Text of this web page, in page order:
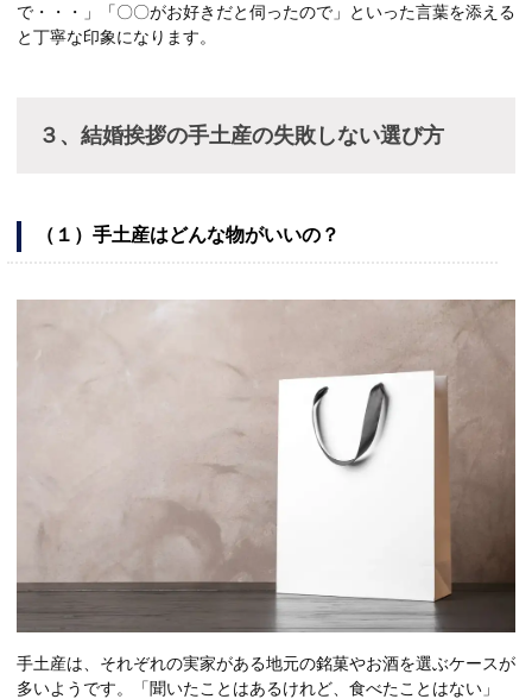
で・・・」「〇〇がお好きだと伺ったので」といった言葉を添える
と丁寧な印象になります。
３、結婚挨拶の手土産の失敗しない選び方
（１）手土産はどんな物がいいの？
手土産は、それぞれの実家がある地元の銘菓やお酒を選ぶケースが
多いようです。「聞いたことはあるけれど、食べたことはない」